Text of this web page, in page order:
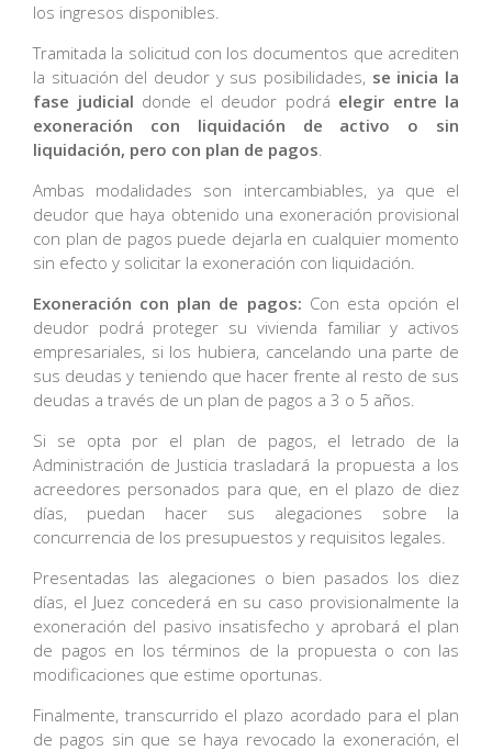
los ingresos disponibles.
Tramitada la solicitud con los documentos que acrediten
la situación del deudor y sus posibilidades, se inicia la
fase judicial donde el deudor podrá elegir entre la
exoneración con liquidación de activo o sin
liquidación, pero con plan de pagos.
Ambas modalidades son intercambiables, ya que el
deudor que haya obtenido una exoneración provisional
con plan de pagos puede dejarla en cualquier momento
sin efecto y solicitar la exoneración con liquidación.
Exoneración con plan de pagos: Con esta opción el
deudor podrá proteger su vivienda familiar y activos
empresariales, si los hubiera, cancelando una parte de
sus deudas y teniendo que hacer frente al resto de sus
deudas a través de un plan de pagos a 3 o 5 años.
Si se opta por el plan de pagos, el letrado de la
Administración de Justicia trasladará la propuesta a los
acreedores personados para que, en el plazo de diez
días, puedan hacer sus alegaciones sobre la
concurrencia de los presupuestos y requisitos legales.
Presentadas las alegaciones o bien pasados los diez
días, el Juez concederá en su caso provisionalmente la
exoneración del pasivo insatisfecho y aprobará el plan
de pagos en los términos de la propuesta o con las
modificaciones que estime oportunas.
Finalmente, transcurrido el plazo acordado para el plan
de pagos sin que se haya revocado la exoneración, el